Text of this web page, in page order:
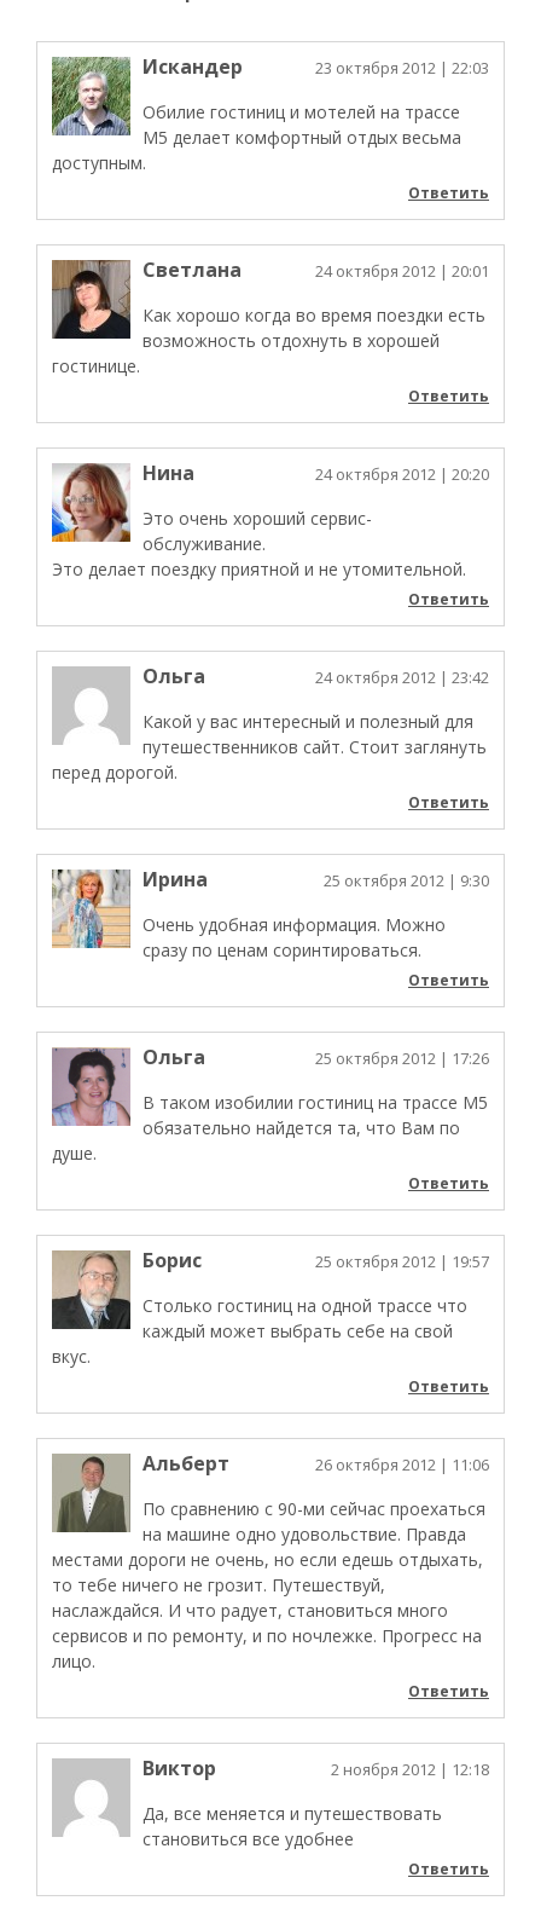
Искандер 23 октября 2012 | 22:03
Обилие гостиниц и мотелей на трассе
М5 делает комфортный отдых весьма
доступным.
Ответить
Светлана 24 октября 2012 | 20:01
Как хорошо когда во время поездки есть
возможность отдохнуть в хорошей
гостинице.
Ответить
Нина 24 октября 2012 | 20:20
Это очень хороший сервис-
обслуживание.
Это делает поездку приятной и не утомительной.
Ответить
Ольга 24 октября 2012 | 23:42
Какой у вас интересный и полезный для
путешественников сайт. Стоит заглянуть
перед дорогой.
Ответить
Ирина 25 октября 2012 | 9:30
Очень удобная информация. Можно
сразу по ценам соринтироваться.
Ответить
Ольга 25 октября 2012 | 17:26
В таком изобилии гостиниц на трассе М5
обязательно найдется та, что Вам по
душе.
Ответить
Борис 25 октября 2012 | 19:57
Столько гостиниц на одной трассе что
каждый может выбрать себе на свой
вкус.
Ответить
Альберт 26 октября 2012 | 11:06
По сравнению с 90-ми сейчас проехаться
на машине одно удовольствие. Правда
местами дороги не очень, но если едешь отдыхать,
то тебе ничего не грозит. Путешествуй,
наслаждайся. И что радует, становиться много
сервисов и по ремонту, и по ночлежке. Прогресс на
лицо.
Ответить
Виктор 2 ноября 2012 | 12:18
Да, все меняется и путешествовать
становиться все удобнее
Ответить